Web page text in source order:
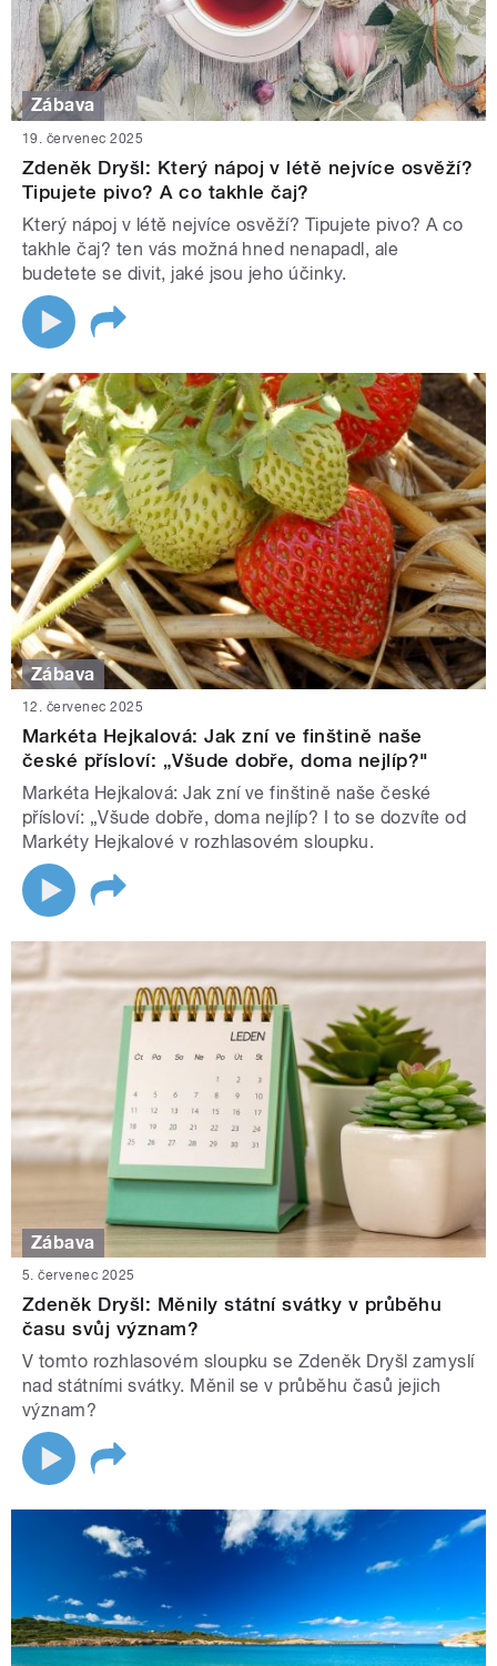
Zábava
19. červenec 2025
Zdeněk Dryšl: Který nápoj v létě nejvíce osvěží?
Tipujete pivo? A co takhle čaj?
Který nápoj v létě nejvíce osvěží? Tipujete pivo? A co
takhle čaj? ten vás možná hned nenapadl, ale
budetete se divit, jaké jsou jeho účinky.
Zábava
12. červenec 2025
Markéta Hejkalová: Jak zní ve finštině naše
české přísloví: „Všude dobře, doma nejlíp?"
Markéta Hejkalová: Jak zní ve finštině naše české
přísloví: „Všude dobře, doma nejlíp? I to se dozvíte od
Markéty Hejkalové v rozhlasovém sloupku.
Zábava
5. červenec 2025
Zdeněk Dryšl: Měnily státní svátky v průběhu
času svůj význam?
V tomto rozhlasovém sloupku se Zdeněk Dryšl zamyslí
nad státními svátky. Měnil se v průběhu časů jejich
význam?